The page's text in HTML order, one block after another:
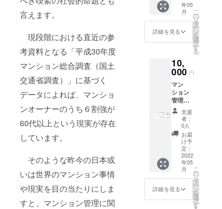
言えます。
現段階における直近の参
考資料となる「平成30年度
マンション総合調査（国土
交通省調査）」に基づく
データによれば、マンショ
ンオーナーのうち６割強が
60代以上という現実が存在
しています。
そのような昨今の日本或
いは世界のマンション事情
や現実を目の当たりにしま
すと、マンション管理に関
キャリアは
２年余りで
あり、比較
ション管理
m） ※
口径
φ80m
m -容
量：約
310ml -
国：中
国製
年05
月
詳細を見る
こ
の
リ
タ
ー
ン
を
選
択
す
る
10,
000 円
マン
ション
管理
士.com
オリジ
ナルT
シャツ -
材質：
綿 -サイ
ズ：S、
M、L、
XL -
色：
白、グ
レー、
ブ
支援
者：
0人
お届
け予
定：
2022
年05
月
詳細を見る
こ
の
リ
タ
ー
ン
を
選
択
す